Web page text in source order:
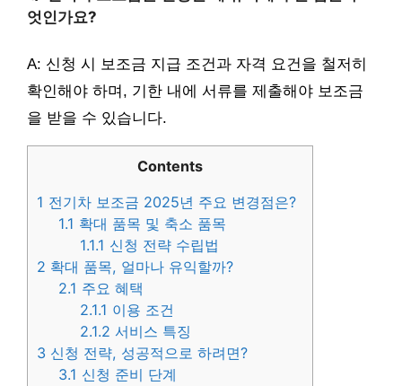
엇인가요?
A: 신청 시 보조금 지급 조건과 자격 요건을 철저히
확인해야 하며, 기한 내에 서류를 제출해야 보조금
을 받을 수 있습니다.
Contents
1 전기차 보조금 2025년 주요 변경점은?
1.1 확대 품목 및 축소 품목
1.1.1 신청 전략 수립법
2 확대 품목, 얼마나 유익할까?
2.1 주요 혜택
2.1.1 이용 조건
2.1.2 서비스 특징
3 신청 전략, 성공적으로 하려면?
3.1 신청 준비 단계